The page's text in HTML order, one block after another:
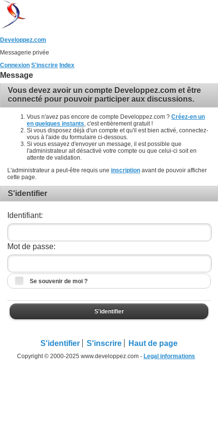
Developpez.com
Messagerie privée
Connexion S'inscrire Index
Message
Vous devez avoir un compte Developpez.com et être
connecté pour pouvoir participer aux discussions.
Vous n'avez pas encore de compte Developpez.com ? Créez-en un
en quelques instants , c'est entièrement gratuit !
Si vous disposez déjà d'un compte et qu'il est bien activé, connectez-
vous à l'aide du formulaire ci-dessous.
Si vous essayez d'envoyer un message, il est possible que
l'administrateur ait désactivé votre compte ou que celui-ci soit en
attente de validation.
L'administrateur a peut-être requis une inscription avant de pouvoir afficher
cette page.
S'identifier
Identifiant:
Mot de passe:
Se souvenir de moi ?
S'identifier
S'identifier S'inscrire Haut de page
Copyright © 2000-2025 www.developpez.com - Legal informations